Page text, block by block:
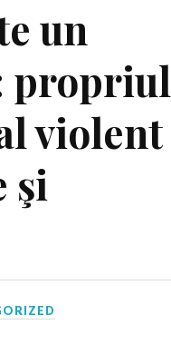
un
propriul
violent
şi